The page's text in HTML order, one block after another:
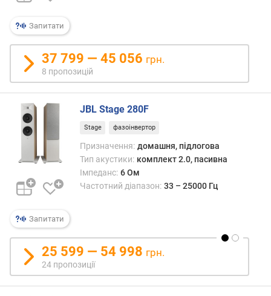
р
н
с
в
і
д
е
ш
е
и
х
д
о
д
о
Запитати
37 799 — 45 056 грн.
8 пропозицій
Запитати
JBL Stage 280F
Stage фазоінвертор
Призначення: домашня, підлогова
Тип акустики: комплект 2.0, пасивна
Імпеданс: 6 Ом
Частотний діапазон: 33 – 25000 Гц
25 599 — 54 998 грн.
24 пропозиції